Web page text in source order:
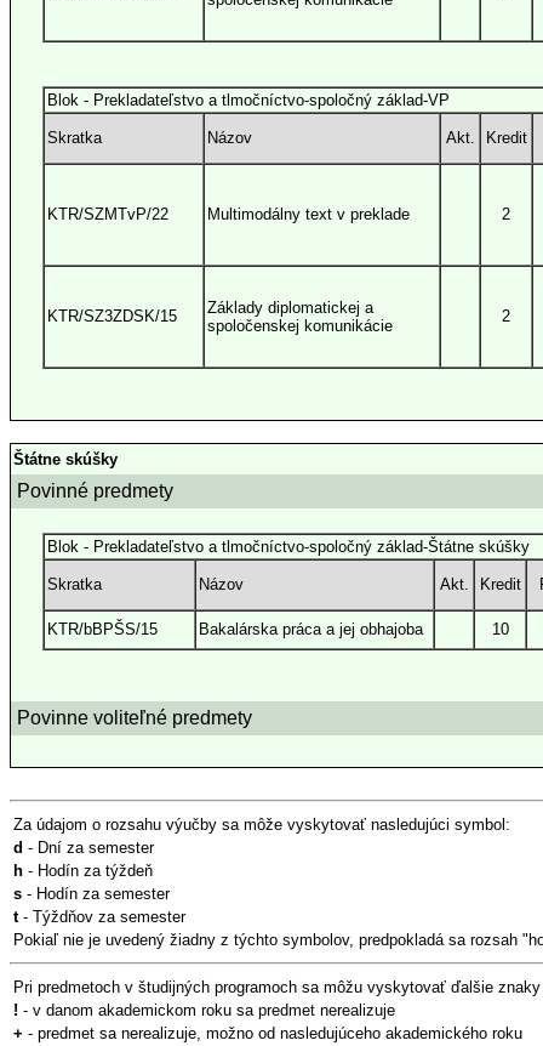
Blok - Prekladateľstvo a tlmočníctvo-spoločný základ-VP
Skratka Názov Akt. Kredit
KTR/SZMTvP/22 Multimodálny text v preklade 2
KTR/SZ3ZDSK/15
Základy diplomatickej a
spoločenskej komunikácie
2
Štátne skúšky
Povinné predmety
Blok - Prekladateľstvo a tlmočníctvo-spoločný základ-Štátne skúšky
Skratka Názov Akt. Kredit
KTR/bBPŠS/15 Bakalárska práca a jej obhajoba 10
Povinne voliteľné predmety
Za údajom o rozsahu výučby sa môže vyskytovať nasledujúci symbol:
d - Dní za semester
h - Hodín za týždeň
s - Hodín za semester
t- Týždňov za semester
Pokiaľ nie je uvedený žiadny z týchto symbolov, predpokladá sa rozsah
Pri predmetoch v študijných programoch sa môžu vyskytovať ďalšie znaky
! - v danom akademickom roku sa predmet nerealizuje
+ - predmet sa nerealizuje, možno od nasledujúceho akademického roku